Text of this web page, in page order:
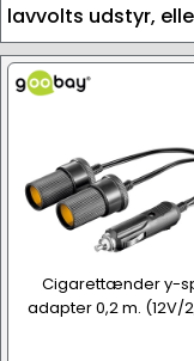
lavvolts udstyr,
Cigarettænder y-
adapter 0,2 m. (12V/